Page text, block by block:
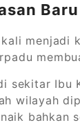
Baru
menjadi
sekitar Ibu
wilayah
bahkan